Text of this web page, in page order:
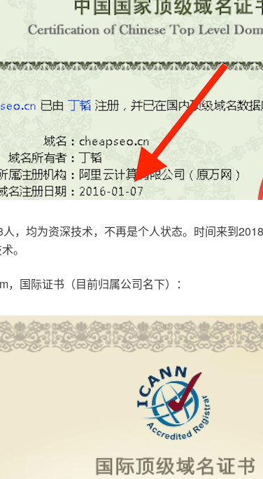
，均为资深技术，不再是个人状态。时间来到
。
国际证书（目前归属公司名下）：